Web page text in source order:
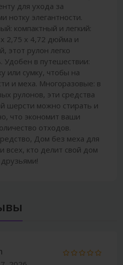
для ухода за
элегантности.
компактный и легкий:
2,75 x 4,72 дюйма и
этот рулон легко
Удобен в путешествии:
или сумку, чтобы на
и меха. Многоразовые: в
рулонов, эти средства
шерсти можно стирать и
что экономит ваши
отходов.
Дом без меха для
всех, кто делит свой дом